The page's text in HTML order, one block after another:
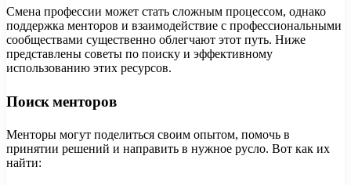
Смена профессии может стать сложным процессом, однако
поддержка менторов и взаимодействие с профессиональными
сообществами существенно облегчают этот путь. Ниже
представлены советы по поиску и эффективному
использованию этих ресурсов.
Поиск менторов
Менторы могут поделиться своим опытом, помочь в
принятии решений и направить в нужное русло. Вот как их
найти: